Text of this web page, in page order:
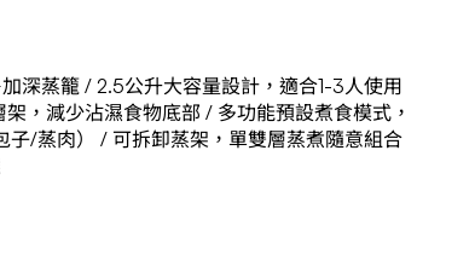
深蒸籠 / 2.5公升大容量設計，適合1-3人使用
，減少沾濕食物底部 / 多功能預設煮食模式，
/蒸肉） / 可拆卸蒸架，單雙層蒸煮隨意組合